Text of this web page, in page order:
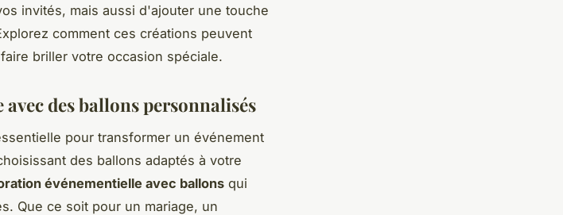
invités, mais aussi d'ajouter une touche
comment ces créations peuvent
briller votre occasion spéciale.
des ballons personnalisés
pour transformer un événement
des ballons adaptés à votre
événementielle avec ballons qui
Que ce soit pour un mariage, un